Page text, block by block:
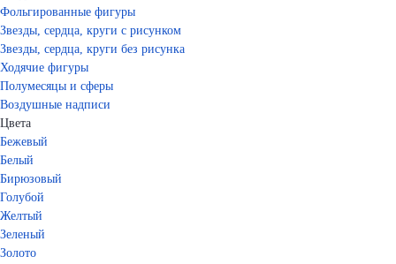
Фольгированные фигуры
Звезды, сердца, круги с рисунком
Звезды, сердца, круги без рисунка
Ходячие фигуры
Полумесяцы и сферы
Воздушные надписи
Цвета
Бежевый
Белый
Бирюзовый
Голубой
Желтый
Зеленый
Золото